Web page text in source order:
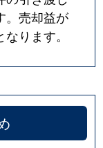
。売却益が
ります。